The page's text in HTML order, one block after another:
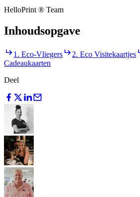
HelloPrint ® Team
Inhoudsopgave
1. Eco-Vliegers 2. Eco Visitekaartjes
Cadeaukaarten
Deel